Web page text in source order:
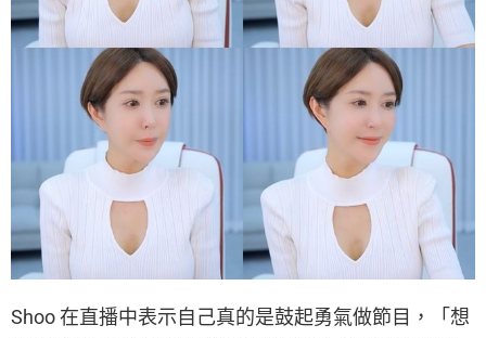
Shoo 在直播中表示自己真的是鼓起勇氣做節目，「想